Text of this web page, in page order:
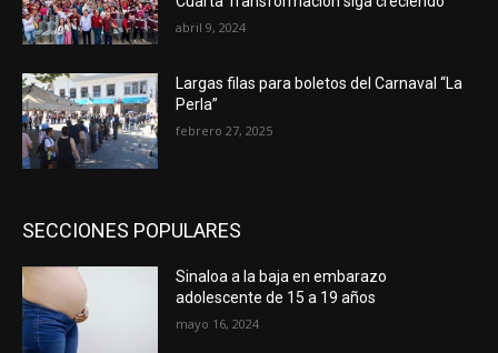
abril 9, 2024
Largas filas para boletos del Carnaval “La
Perla”
febrero 27, 2025
SECCIONES POPULARES
Sinaloa a la baja en embarazo
adolescente de 15 a 19 años
mayo 16, 2024